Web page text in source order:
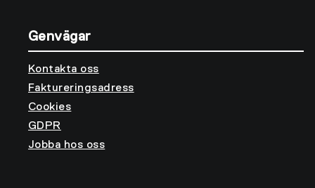
Genvägar
Kontakta oss
Faktureringsadress
Cookies
GDPR
Jobba hos oss